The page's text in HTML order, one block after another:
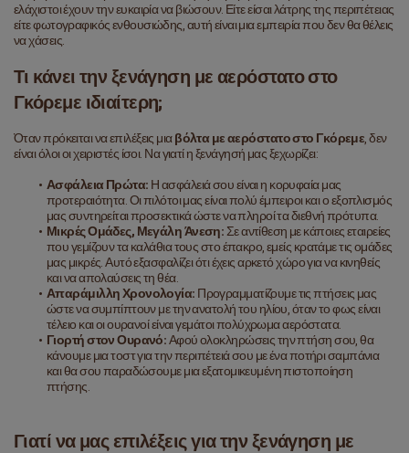
ελάχιστοι έχουν την ευκαιρία να βιώσουν. Είτε είσαι λάτρης της περιπέτειας
είτε φωτογραφικός ενθουσιώδης, αυτή είναι μια εμπειρία που δεν θα θέλεις
να χάσεις.
Τι κάνει την ξενάγηση με αερόστατο στο
Γκόρεμε ιδιαίτερη;
Όταν πρόκειται να επιλέξεις μια βόλτα με αερόστατο στο Γκόρεμε, δεν
είναι όλοι οι χειριστές ίσοι. Να γιατί η ξενάγησή μας ξεχωρίζει:
Ασφάλεια Πρώτα: Η ασφάλειά σου είναι η κορυφαία μας
προτεραιότητα. Οι πιλότοι μας είναι πολύ έμπειροι και ο εξοπλισμός
μας συντηρείται προσεκτικά ώστε να πληροί τα διεθνή πρότυπα.
Μικρές Ομάδες, Μεγάλη Άνεση: Σε αντίθεση με κάποιες εταιρείες
που γεμίζουν τα καλάθια τους στο έπακρο, εμείς κρατάμε τις ομάδες
μας μικρές. Αυτό εξασφαλίζει ότι έχεις αρκετό χώρο για να κινηθείς
και να απολαύσεις τη θέα.
Απαράμιλλη Χρονολογία: Προγραμματίζουμε τις πτήσεις μας
ώστε να συμπίπτουν με την ανατολή του ηλίου, όταν το φως είναι
τέλειο και οι ουρανοί είναι γεμάτοι πολύχρωμα αερόστατα.
Γιορτή στον Ουρανό: Αφού ολοκληρώσεις την πτήση σου, θα
κάνουμε μια τοστ για την περιπέτειά σου με ένα ποτήρι σαμπάνια
και θα σου παραδώσουμε μια εξατομικευμένη πιστοποίηση
πτήσης.
Γιατί να μας επιλέξεις για την ξενάγηση με